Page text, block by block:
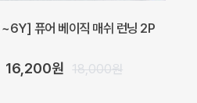
27,200원 34,000원